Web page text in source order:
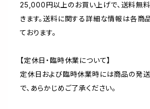
25,000円以上のお買い上げで、送料無
きます。送料に関する詳細な情報は各商
ております。
【定休日・臨時休業について】
定休日および臨時休業時には商品の発
で、あらかじめご了承ください。